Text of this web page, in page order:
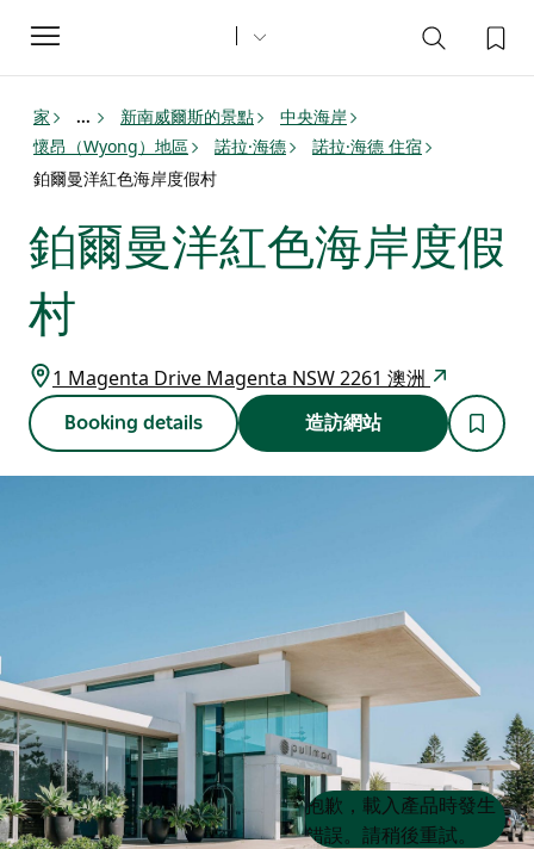
Toggle
navigation
家 ... 新南威爾斯的景點
中央海岸
懷昂（Wyong）地區
諾拉·海德
諾拉·海德 住宿
鉑爾曼洋紅色海岸度假村
鉑爾曼洋紅色海岸度假
村
1 Magenta Drive Magenta NSW 2261 澳洲
Booking details 造訪網站
Product
List
Product
List
抱歉，載入產品時發生
錯誤。請稍後重試。